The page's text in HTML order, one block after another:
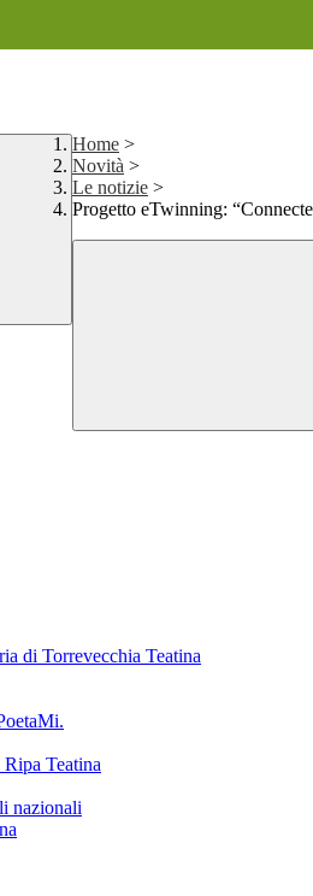
Home >
Novità >
Le notizie >
Progetto eTwinning:
di Torrevecchia Teatina
Teatina
nazionali